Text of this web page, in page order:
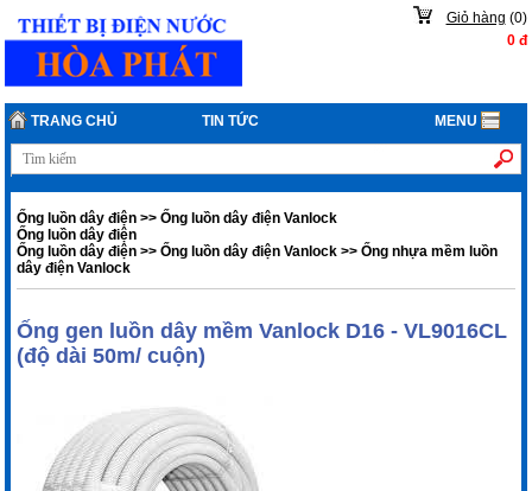
Giỏ hàng (0)
0đ
TRANG CHỦ TIN TỨC MENU
Ống luồn dây điện >>Ống luồn dây điện Vanlock
Ống luồn dây điện
Ống luồn dây điện >>Ống luồn dây điện Vanlock >>Ống nhựa mềm luồn
dây điện Vanlock
Ống gen luồn dây mềm Vanlock D16 - VL9016CL
(độ dài 50m/ cuộn)